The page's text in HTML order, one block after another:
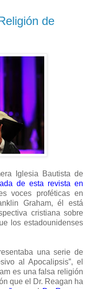
de
Iglesia Bautista de
de esta revista en
voces proféticas en
Graham, él está
cristiana sobre
los estadounidenses
una serie de
al Apocalipsis”, el
es una falsa religión
que el Dr. Reagan ha